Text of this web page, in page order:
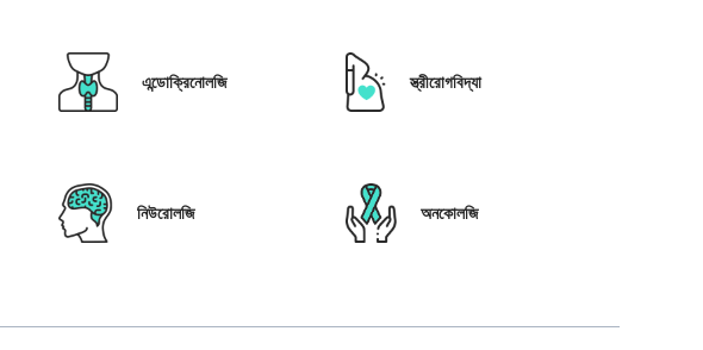
এন্ডোক্রিনোলজি স্ত্রীরোগবিদ্যা
নিউরোলজি অনকোলজি